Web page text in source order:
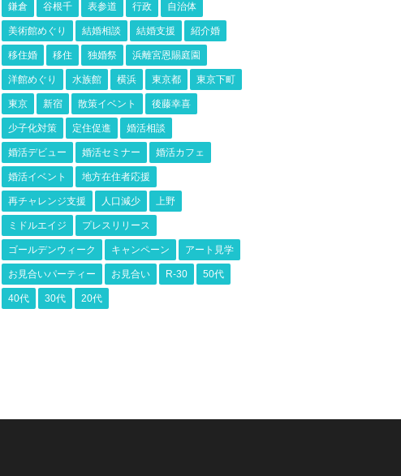
鎌倉 谷根千 表参道 行政 自治体
美術館めぐり 結婚相談 結婚支援 紹介婚
移住婚 移住 独婚祭 浜離宮恩賜庭園
洋館めぐり 水族館 横浜 東京都 東京下町
東京 新宿 散策イベント 後藤幸喜
少子化対策 定住促進 婚活相談
婚活デビュー 婚活セミナー 婚活カフェ
婚活イベント 地方在住者応援
再チャレンジ支援 人口減少 上野
ミドルエイジ プレスリリース
ゴールデンウィーク キャンペーン アート見学
お見合いパーティー お見合い R-30 50代
40代 30代 20代